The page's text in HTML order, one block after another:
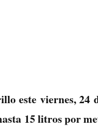
este viernes,
15 litros por